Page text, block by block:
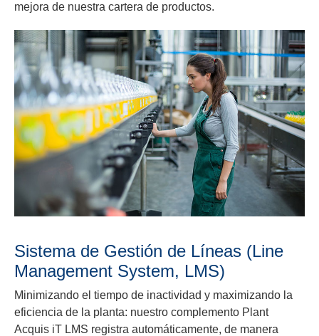
mejora de nuestra cartera de productos.
Sistema de Gestión de Líneas (Line
Management System, LMS)
Minimizando el tiempo de inactividad y maximizando la
eficiencia de la planta: nuestro complemento Plant
Acquis iT LMS registra automáticamente, de manera